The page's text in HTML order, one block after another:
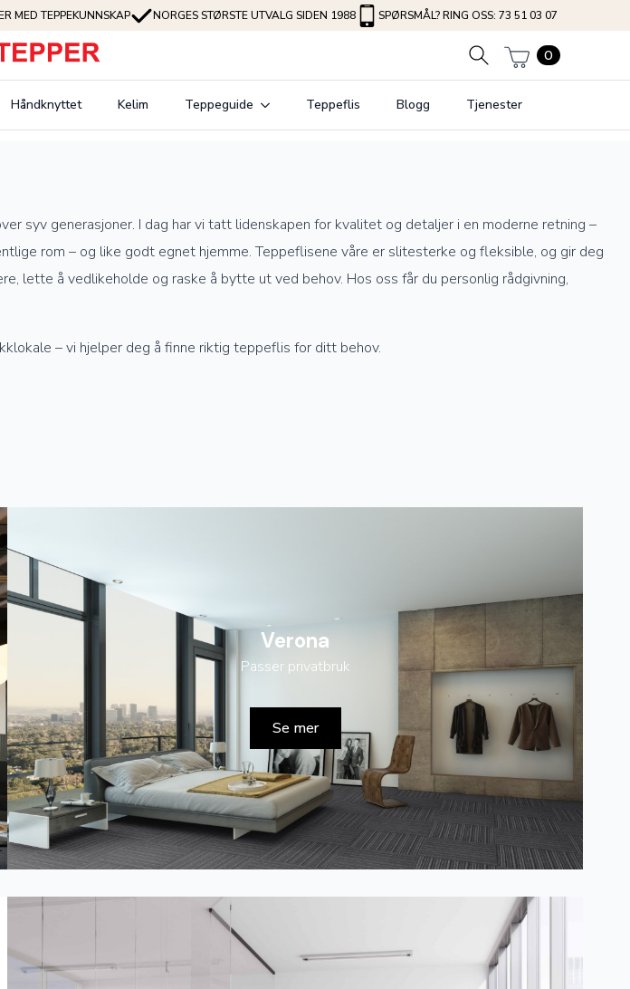
MED TEPPEKUNNSKAP NORGES STØRSTE UTVALG SIDEN 1988 SPØRSMÅL? RING OSS: 73 51 03 07
0
Håndknyttet Kelim Teppeguide Teppeflis Blogg Tjenester
syv generasjoner. I dag har vi tatt lidenskapen for kvalitet og detaljer i en moderne retning –
rom – og like godt egnet hjemme. Teppeflisene våre er slitesterke og fleksible, og gir deg
lette å vedlikeholde og raske å bytte ut ved behov. Hos oss får du personlig rådgivning,
– vi hjelper deg å finne riktig teppeflis for ditt behov.
Verona
Passer privatbruk
Se mer